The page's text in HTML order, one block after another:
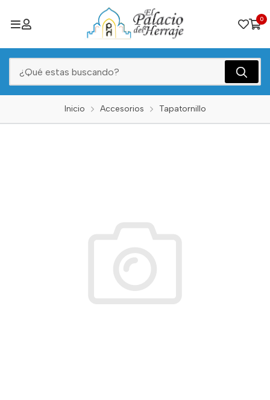
0
Inicio Accesorios Tapatornillo